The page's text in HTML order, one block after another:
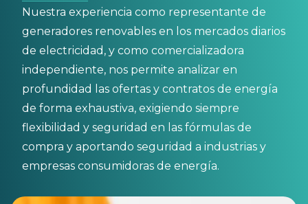
Nuestra experiencia como representante de
generadores renovables en los mercados diarios
de electricidad, y como comercializadora
independiente, nos permite analizar en
profundidad las ofertas y contratos de energía
de forma exhaustiva, exigiendo siempre
flexibilidad y seguridad en las fórmulas de
compra y aportando seguridad a industrias y
empresas consumidoras de energía.